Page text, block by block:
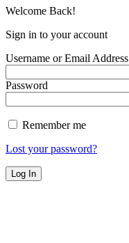
Welcome Back!
Sign in to your account
Username or Email Address
Password
Remember me
Lost your password?